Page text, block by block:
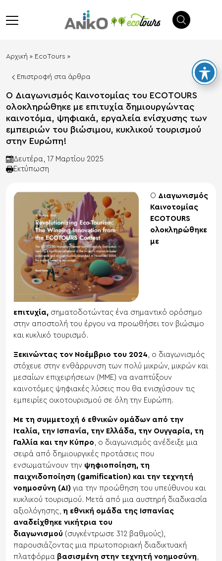
Αρχική » EcoTours »
Επιστροφή στα άρθρα
Ο Διαγωνισμός Καινοτομίας του ECOTOURS
ολοκληρώθηκε με επιτυχία δημιουργώντας
καινοτόμα, ψηφιακά, εργαλεία ενίσχυσης των
εμπειριών του βιώσιμου, κυκλικού τουρισμού
στην Ευρώπη!
Δευτέρα, 17 Μαρτίου 2025
Eκτύπωση
Ο Διαγωνισμός
Καινοτομίας
ECOTOURS
ολοκληρώθηκε
με
επιτυχία, σηματοδοτώντας ένα σημαντικό ορόσημο
στην αποστολή του έργου να προωθήσει τον βιώσιμο
και κυκλικό τουρισμό.
Ξεκινώντας τον Νοέμβριο του 2024 , ο διαγωνισμός
στόχευε στην ενθάρρυνση των πολύ μικρών, μικρών και
μεσαίων επιχειρήσεων (ΜΜΕ) να αναπτύξουν
καινοτόμες ψηφιακές λύσεις που θα ενισχύσουν τις
εμπειρίες οικοτουρισμού σε όλη την Ευρώπη.
Με τη συμμετοχή 6 εθνικών ομάδων από την
Ιταλία, την Ισπανία, την Ελλάδα, την Ουγγαρία, τη
Γαλλία και την Κύπρο , ο διαγωνισμός ανέδειξε μια
σειρά από δημιουργικές προτάσεις που
ενσωματώνουν την ψηφιοποίηση, τη
παιχνιδοποίηση (gamification) και την τεχνητή
νοημοσύνη (AI) για την προώθηση του υπεύθυνου και
κυκλικού τουρισμού. Μετά από μια αυστηρή διαδικασία
αξιολόγησης, η εθνική ομάδα της Ισπανίας
αναδείχθηκε νικήτρια του
διαγωνισμού (συγκέντρωσε 312 βαθμούς),
παρουσιάζοντας μια πρωτοποριακή διαδικτυακή
πλατφόρμα βασισμένη στην τεχνητή νοημοσύνη ,